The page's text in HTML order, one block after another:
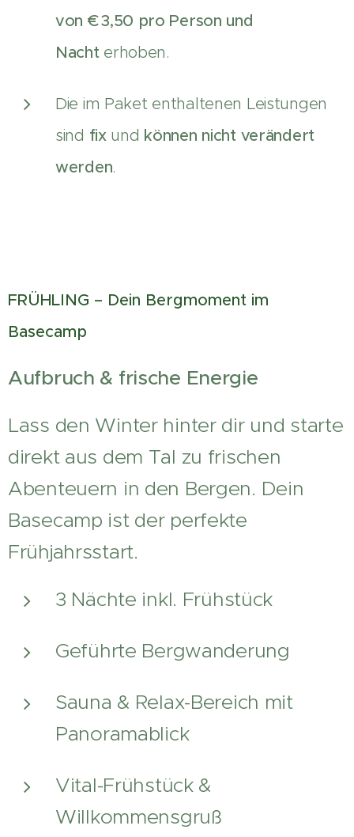
von € 3,50 pro Person und
Nacht erhoben.
Die im Paket enthaltenen Leistungen
sind fixund können nicht verändert
werden.
FRÜHLING – Dein Bergmoment im
Basecamp
Aufbruch & frische Energie
Lass den Winter hinter dir und starte
direkt aus dem Tal zu frischen
Abenteuern in den Bergen. Dein
Basecamp ist der perfekte
Frühjahrsstart.
3 Nächte inkl. Frühstück
Geführte Bergwanderung
Sauna & Relax-Bereich mit
Panoramablick
Vital-Frühstück &
Willkommensgruß